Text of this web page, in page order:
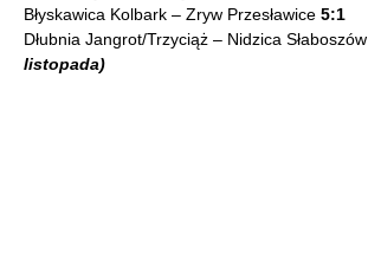
Błyskawica Kolbark – Zryw Przesławice 5:1
Dłubnia Jangrot/Trzyciąż – Nidzica Słaboszów
listopada)